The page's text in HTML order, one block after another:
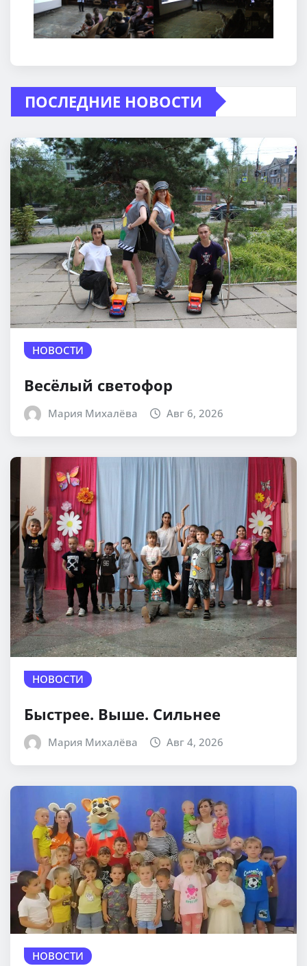
ПОСЛЕДНИЕ НОВОСТИ
НОВОСТИ
Весёлый светофор
Мария Михалёва Авг 6, 2026
НОВОСТИ
Быстрее. Выше. Сильнее
Мария Михалёва Авг 4, 2026
НОВОСТИ